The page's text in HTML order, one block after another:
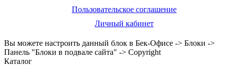
Пользовательское соглашение
Личный кабинет
Вы можете настроить данный блок в Бек-Офисе -> Блоки ->
Панель "Блоки в подвале сайта" -> Copyright
Каталог